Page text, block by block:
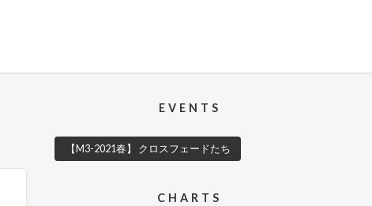
EVENTS
【M3-2021春】 クロスフェードたち
CHARTS